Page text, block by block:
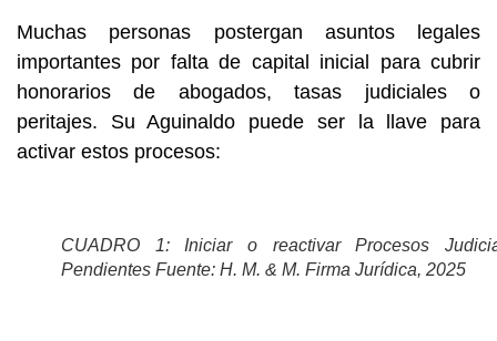
Muchas personas postergan asuntos legales
importantes por falta de capital inicial para cubrir
honorarios de abogados, tasas judiciales o
peritajes. Su Aguinaldo puede ser la llave para
activar estos procesos:
CUADRO 1: Iniciar o reactivar Procesos
Pendientes Fuente: H. M. & M. Firma Jurídica, 2025